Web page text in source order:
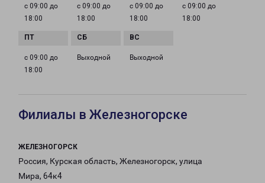
с 09:00 до
18:00
с 09:00 до
18:00
с 09:00 до
18:00
с 09:00 до
18:00
с 09:00 до
18:00
Выходной Выходной
Филиалы в Железногорске
ЖЕЛЕЗНОГОРСК
Россия, Курская область, Железногорск, улица
Мира, 64к4